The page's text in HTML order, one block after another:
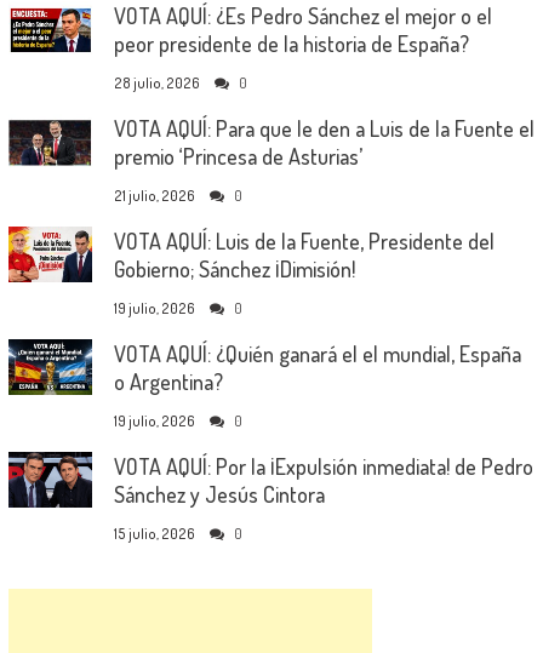
VOTA AQUÍ: ¿Es Pedro Sánchez el mejor o el
peor presidente de la historia de España?
28 julio, 2026 0
VOTA AQUÍ: Para que le den a Luis de la Fuente el
premio ‘Princesa de Asturias’
21 julio, 2026 0
VOTA AQUÍ: Luis de la Fuente, Presidente del
Gobierno; Sánchez ¡Dimisión!
19 julio, 2026 0
VOTA AQUÍ: ¿Quién ganará el el mundial, España
o Argentina?
19 julio, 2026 0
VOTA AQUÍ: Por la ¡Expulsión inmediata! de Pedro
Sánchez y Jesús Cintora
15 julio, 2026 0